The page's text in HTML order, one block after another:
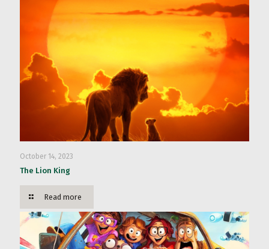
October 14, 2023
The Lion King
Read more